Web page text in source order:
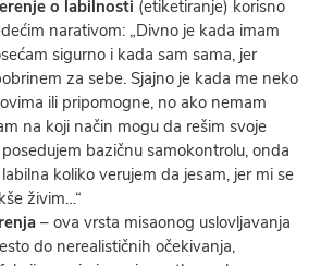
o labilnosti (etiketiranje) korisno
narativom: „Divno je kada imam
sigurno i kada sam sama, jer
za sebe. Sjajno je kada me neko
ili pripomogne, no ako nemam
na koji način mogu da rešim svoje
bazičnu samokontrolu, onda
koliko verujem da jesam, jer mi se
živim…“
– ova vrsta misaonog uslovljavanja
do nerealističnih očekivanja,